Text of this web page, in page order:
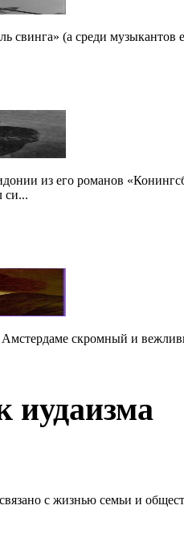
свинга» (а среди
из его романов
си...
скромный и
иудаизма
связано с жизнью семьи и